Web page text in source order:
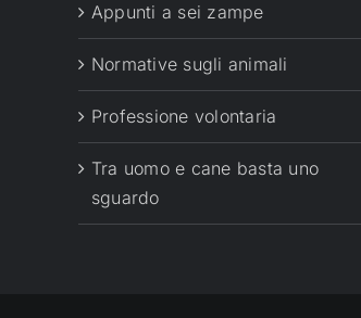
Appunti a sei zampe
Normative sugli animali
Professione volontaria
Tra uomo e cane basta uno
sguardo